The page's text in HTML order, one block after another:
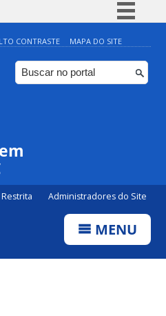
Simplifique!
Comunica BR
Participe
CONTRASTE MAPA DO SITE
Administradores do Site
MENU